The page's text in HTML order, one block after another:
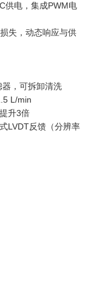
供电，集成PWM电
失，动态响应与供
器，可拆卸清洗
L/min
升3倍
LVDT反馈（分辨率